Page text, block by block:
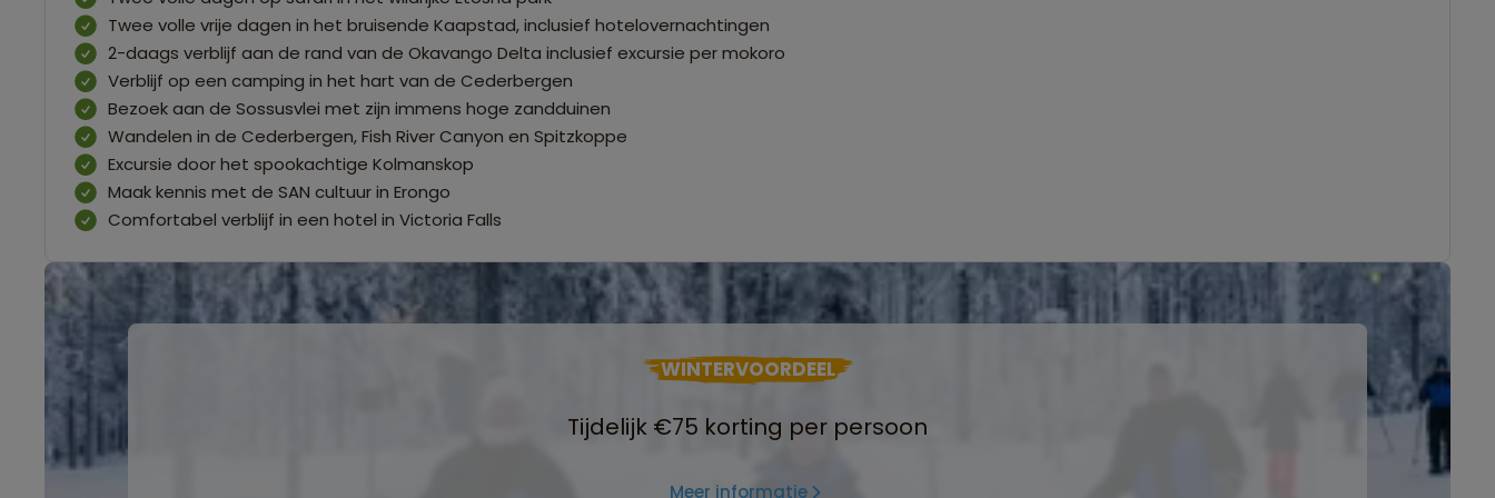
Twee volle vrije dagen in het bruisende Kaapstad, inclusief hotelovernachtingen
2-daags verblijf aan de rand van de Okavango Delta inclusief excursie per mokoro
Verblijf op een camping in het hart van de Cederbergen
Bezoek aan de Sossusvlei met zijn immens hoge zandduinen
Wandelen in de Cederbergen, Fish River Canyon en Spitzkoppe
Excursie door het spookachtige Kolmanskop
Maak kennis met de SAN cultuur in Erongo
Comfortabel verblijf in een hotel in Victoria Falls
WINTERVOORDEEL
Tijdelijk €75 korting per persoon
Meer informatie